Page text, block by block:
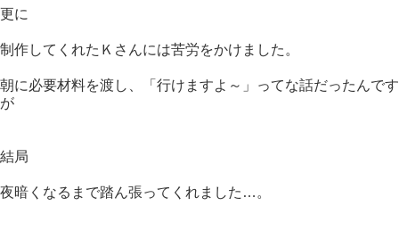
更に
制作してくれたＫさんには苦労をかけました。
朝に必要材料を渡し、「行けますよ～」ってな話だったんです
が
結局
夜暗くなるまで踏ん張ってくれました…。